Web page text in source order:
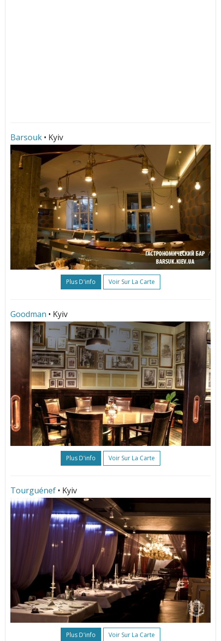
Barsouk • Kyiv
Plus D'info Voir Sur La Carte
Goodman • Kyiv
Plus D'info Voir Sur La Carte
Tourguénef • Kyiv
Plus D'info Voir Sur La Carte